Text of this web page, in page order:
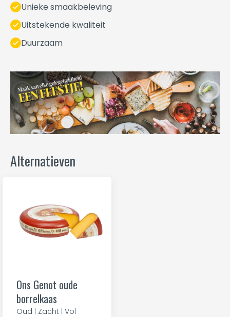
Unieke smaakbeleving
Uitstekende kwaliteit
Duurzaam
Alternatieven
Ons Genot oude
borrelkaas
Oud | Zacht | Vol